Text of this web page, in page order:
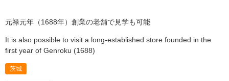
元禄元年（1688年）創業の老舗で見学も可能
It is also possible to visit a long-established store founded in the
first year of Genroku (1688)
茨城